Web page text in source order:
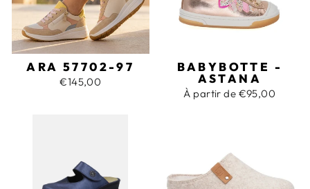
ARA 57702-97
€145,00
BABYBOTTE -
ASTANA
À partir de €95,00